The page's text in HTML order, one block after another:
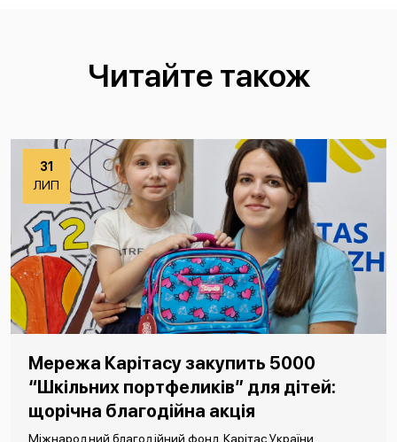
Читайте також
31
ЛИП
Мережа Карітасу закупить 5000
“Шкільних портфеликів” для дітей:
щорічна благодійна акція
Міжнародний благодійний фонд Карітас України